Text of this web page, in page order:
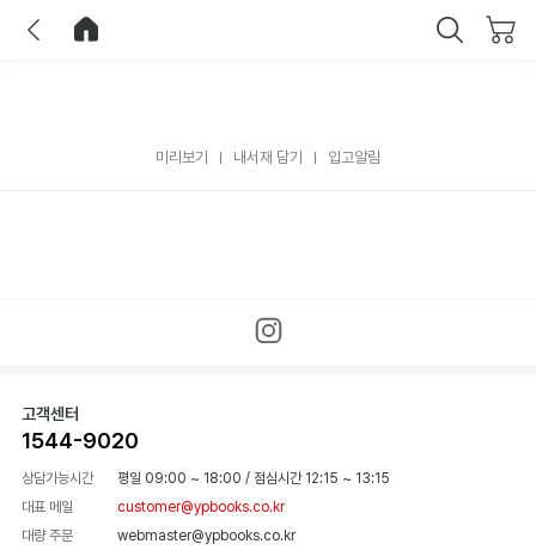
미리보기 내서재 담기 입고알림
고객센터
1544-9020
상담가능시간 평일 09:00 ~ 18:00 / 점심시간 12:15 ~ 13:15
대표 메일
customer@ypbooks.co.kr
대량 주문
webmaster@ypbooks.co.kr